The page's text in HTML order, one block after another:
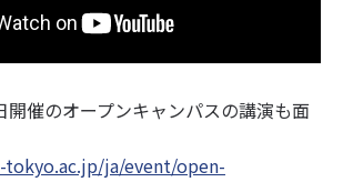
開催のオープンキャンパスの講演も面
ja/event/open-